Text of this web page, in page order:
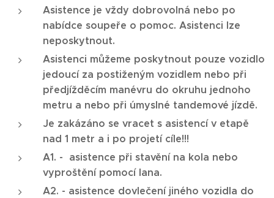
Asistence je vždy dobrovolná nebo po
nabídce soupeře o pomoc. Asistenci lze
neposkytnout.
Asistenci můžeme poskytnout pouze vozidlo
jedoucí za postiženým vozidlem nebo při
předjížděcím manévru do okruhu jednoho
metru a nebo při úmyslné tandemové jízdě.
Je zakázáno se vracet s asistencí v etapě
nad 1 metr a i po projetí cíle!!!
A1. - asistence při stavění na kola nebo
vyproštění pomocí lana.
A2. - asistence dovlečení jiného vozidla do